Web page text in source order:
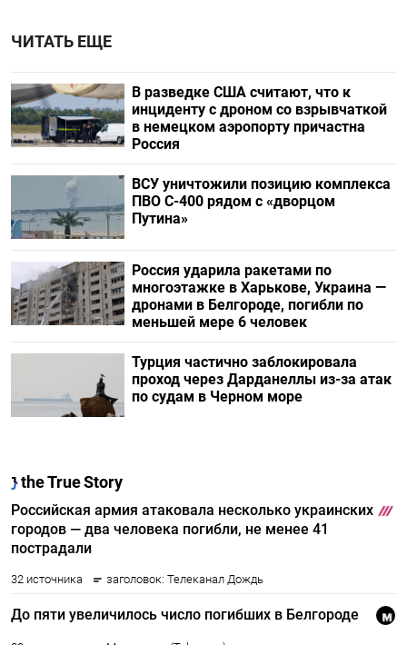
ЧИТАТЬ ЕЩЕ
В разведке США считают, что к
инциденту с дроном со взрывчаткой
в немецком аэропорту причастна
Россия
ВСУ уничтожили позицию комплекса
ПВО С-400 рядом с «дворцом
Путина»
Россия ударила ракетами по
многоэтажке в Харькове, Украина —
дронами в Белгороде, погибли по
меньшей мере 6 человек
Турция частично заблокировала
проход через Дарданеллы из-за атак
по судам в Черном море